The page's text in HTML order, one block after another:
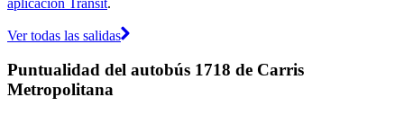
Ver todas las salidas
Puntualidad del autobús 1718 de Carris
Metropolitana